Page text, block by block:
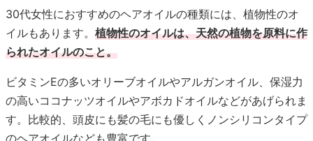
30代女性におすすめのヘアオイルの種類には、植物性のオ
イルもあります。 植物性のオイルは、天然の植物を原料に作
られたオイルのこと。
ビタミンEの多いオリーブオイルやアルガンオイル、保湿力
の高いココナッツオイルやアボカドオイルなどがあげられま
す。比較的、頭皮にも髪の毛にも優しくノンシリコンタイプ